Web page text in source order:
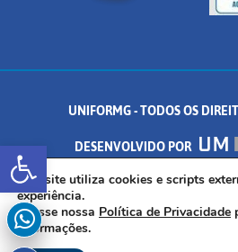
Abrir a barra de
UNIFORMG - TODOS OS
DESENVOLVIDO POR
AV. DR. ARNALDO DE SENNA, 328 -
35.574.530
Este site utiliza cookies e scripts
experiência.
Acesse nossa Política de Privacidade
informações.